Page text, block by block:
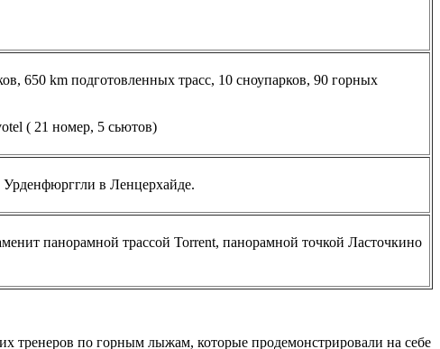
650 km подготовленных трасс, 10 сноупарков, 90 горных
( 21 номер, 5 сьютов)
Урденфюрггли в Ленцерхайде.
панорамной трассой Torrent, панорамной точкой Ласточкино
тренеров по горным лыжам, которые продемонстрировали на себе